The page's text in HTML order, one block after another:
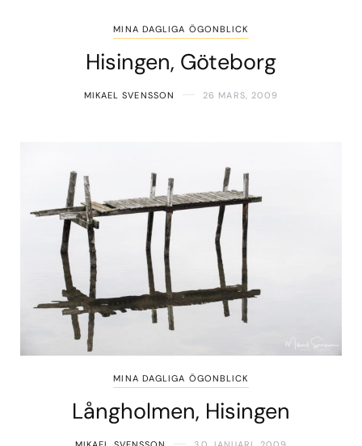
MINA DAGLIGA ÖGONBLICK
Hisingen, Göteborg
MIKAEL SVENSSON 26 MARS, 2009
MINA DAGLIGA ÖGONBLICK
Långholmen, Hisingen